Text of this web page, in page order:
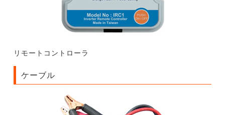
リモートコントローラ
ケーブル